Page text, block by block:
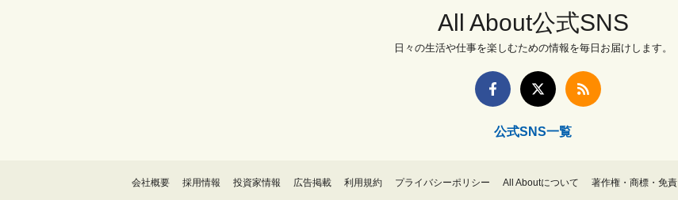
All About公式SNS
日々の生活や仕事を楽しむための情報を毎日お届けします。
公式SNS一覧
会社概要 採用情報 投資家情報 広告掲載 利用規約 プライバシーポリシー All Aboutについて 著作権・商標・免責